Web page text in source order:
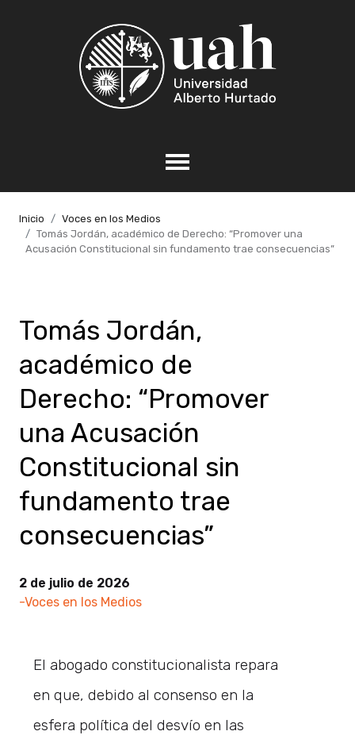
Inicio
Voces en los Medios
Tomás Jordán, académico de Derecho: “Promover una
Acusación Constitucional sin fundamento trae consecuencias”
Tomás Jordán,
académico de
Derecho: “Promover
una Acusación
Constitucional sin
fundamento trae
consecuencias”
2 de julio de 2026
-Voces en los Medios
El abogado constitucionalista repara
en que, debido al consenso en la
esfera política del desvío en las